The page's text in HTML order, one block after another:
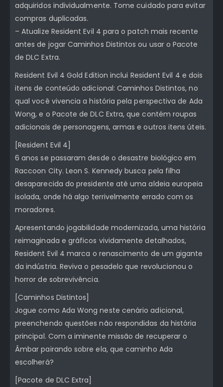
adquiridos individualmente. Tome cuidado para evitar
compras duplicadas.
– Atualize Resident Evil 4 para o patch mais recente
antes de jogar Caminhos Distintos ou usar o Pacote
de DLC Extra.
Resident Evil 4 Gold Edition inclui Resident Evil 4 e dois
itens de conteúdo adicional: Caminhos Distintos, no
qual você vivencia a história pela perspectiva de Ada
Wong, e o Pacote de DLC Extra, que contém roupas
adicionais de personagens, armas e outros itens úteis.
[Resident Evil 4]
6 anos se passaram desde o desastre biológico em
Raccoon City. Leon S. Kennedy busca pela filha
desaparecida do presidente até uma aldeia europeia
isolada, onde há algo terrivelmente errado com os
moradores.
Apresentando jogabilidade modernizada, uma história
reimaginada e gráficos vividamente detalhados,
Resident Evil 4 marca o renascimento de um gigante
da indústria. Reviva o pesadelo que revolucionou o
horror de sobrevivência.
[Caminhos Distintos]
Jogue como Ada Wong neste cenário adicional,
preenchendo questões não respondidas da história
principal. Com a iminente missão de recuperar o
Âmbar pairando sobre ela, que caminho Ada
escolherá?
[Pacote de DLC Extra]